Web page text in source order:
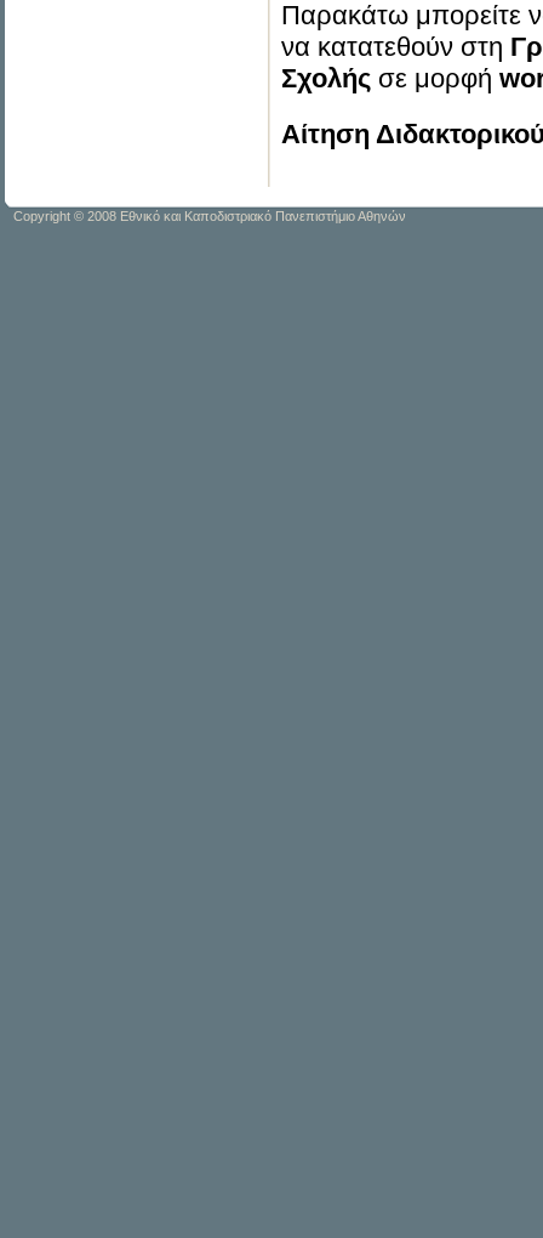
Παρακάτω μπορείτε
να κατατεθούν στη
Σχολής σε μορφή
Αίτηση
Copyright © 2008 Εθνικό και Καποδιστριακό Πανεπιστήμιο Αθηνών